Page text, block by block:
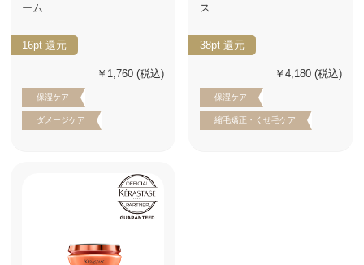
ーム
16pt 還元
￥1,760 (税込)
保湿ケア
ダメージケア
ス
38pt 還元
￥4,180 (税込)
保湿ケア
縮毛矯正・くせ毛ケア